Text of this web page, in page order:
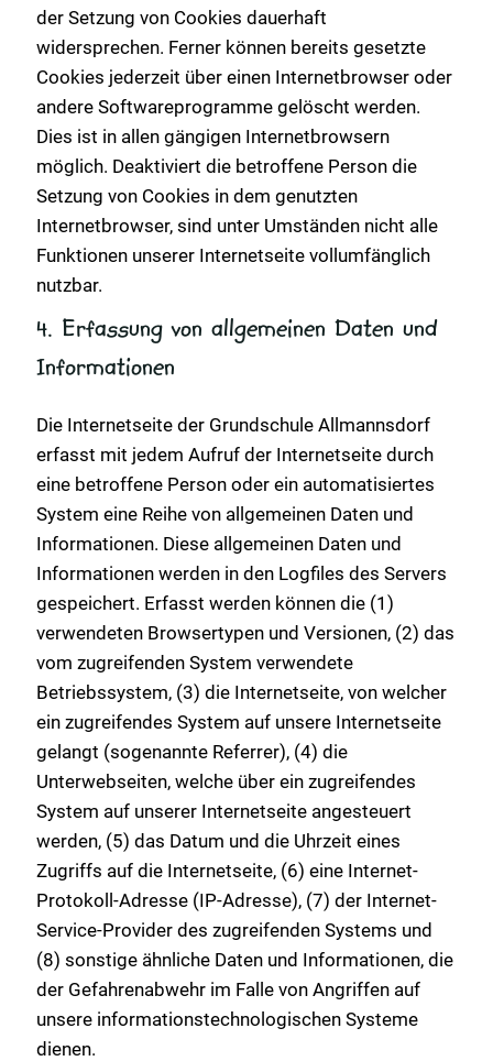
der Setzung von Cookies dauerhaft
widersprechen. Ferner können bereits gesetzte
Cookies jederzeit über einen Internetbrowser oder
andere Softwareprogramme gelöscht werden.
Dies ist in allen gängigen Internetbrowsern
möglich. Deaktiviert die betroffene Person die
Setzung von Cookies in dem genutzten
Internetbrowser, sind unter Umständen nicht alle
Funktionen unserer Internetseite vollumfänglich
nutzbar.
4. Erfassung von allgemeinen Daten und
Informationen
Die Internetseite der Grundschule Allmannsdorf
erfasst mit jedem Aufruf der Internetseite durch
eine betroffene Person oder ein automatisiertes
System eine Reihe von allgemeinen Daten und
Informationen. Diese allgemeinen Daten und
Informationen werden in den Logfiles des Servers
gespeichert. Erfasst werden können die (1)
verwendeten Browsertypen und Versionen, (2) das
vom zugreifenden System verwendete
Betriebssystem, (3) die Internetseite, von welcher
ein zugreifendes System auf unsere Internetseite
gelangt (sogenannte Referrer), (4) die
Unterwebseiten, welche über ein zugreifendes
System auf unserer Internetseite angesteuert
werden, (5) das Datum und die Uhrzeit eines
Zugriffs auf die Internetseite, (6) eine Internet-
Protokoll-Adresse (IP-Adresse), (7) der Internet-
Service-Provider des zugreifenden Systems und
(8) sonstige ähnliche Daten und Informationen, die
der Gefahrenabwehr im Falle von Angriffen auf
unsere informationstechnologischen Systeme
dienen.